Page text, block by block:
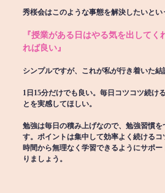
秀桜会はこのような事態を解決したいとい
『授業がある日はやる気を出して
れば良い』
シンプルですが、これが私が行き着いた結
1日15分だけでも良い。毎日コツコツ続け
とを実感してほしい。
勉強は毎日の積み上げなので、勉強習慣
す。ポイントは集中して効率よく続ける
時間から無理なく学習できるようにサポ
りましょう。